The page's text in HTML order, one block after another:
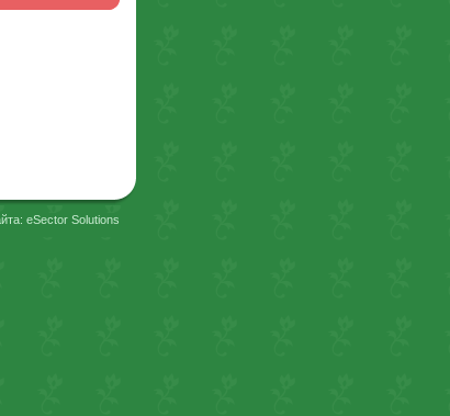
eSector Solutions